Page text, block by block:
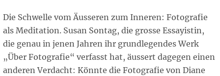
Die Schwelle vom Äusseren zum Inneren: Fotografie
als Meditation. Susan Sontag, die grosse Essayistin,
die genau in jenen Jahren ihr grundlegendes Werk
„Über Fotografie“ verfasst hat, äussert dagegen einen
anderen Verdacht: Könnte die Fotografie von Diane